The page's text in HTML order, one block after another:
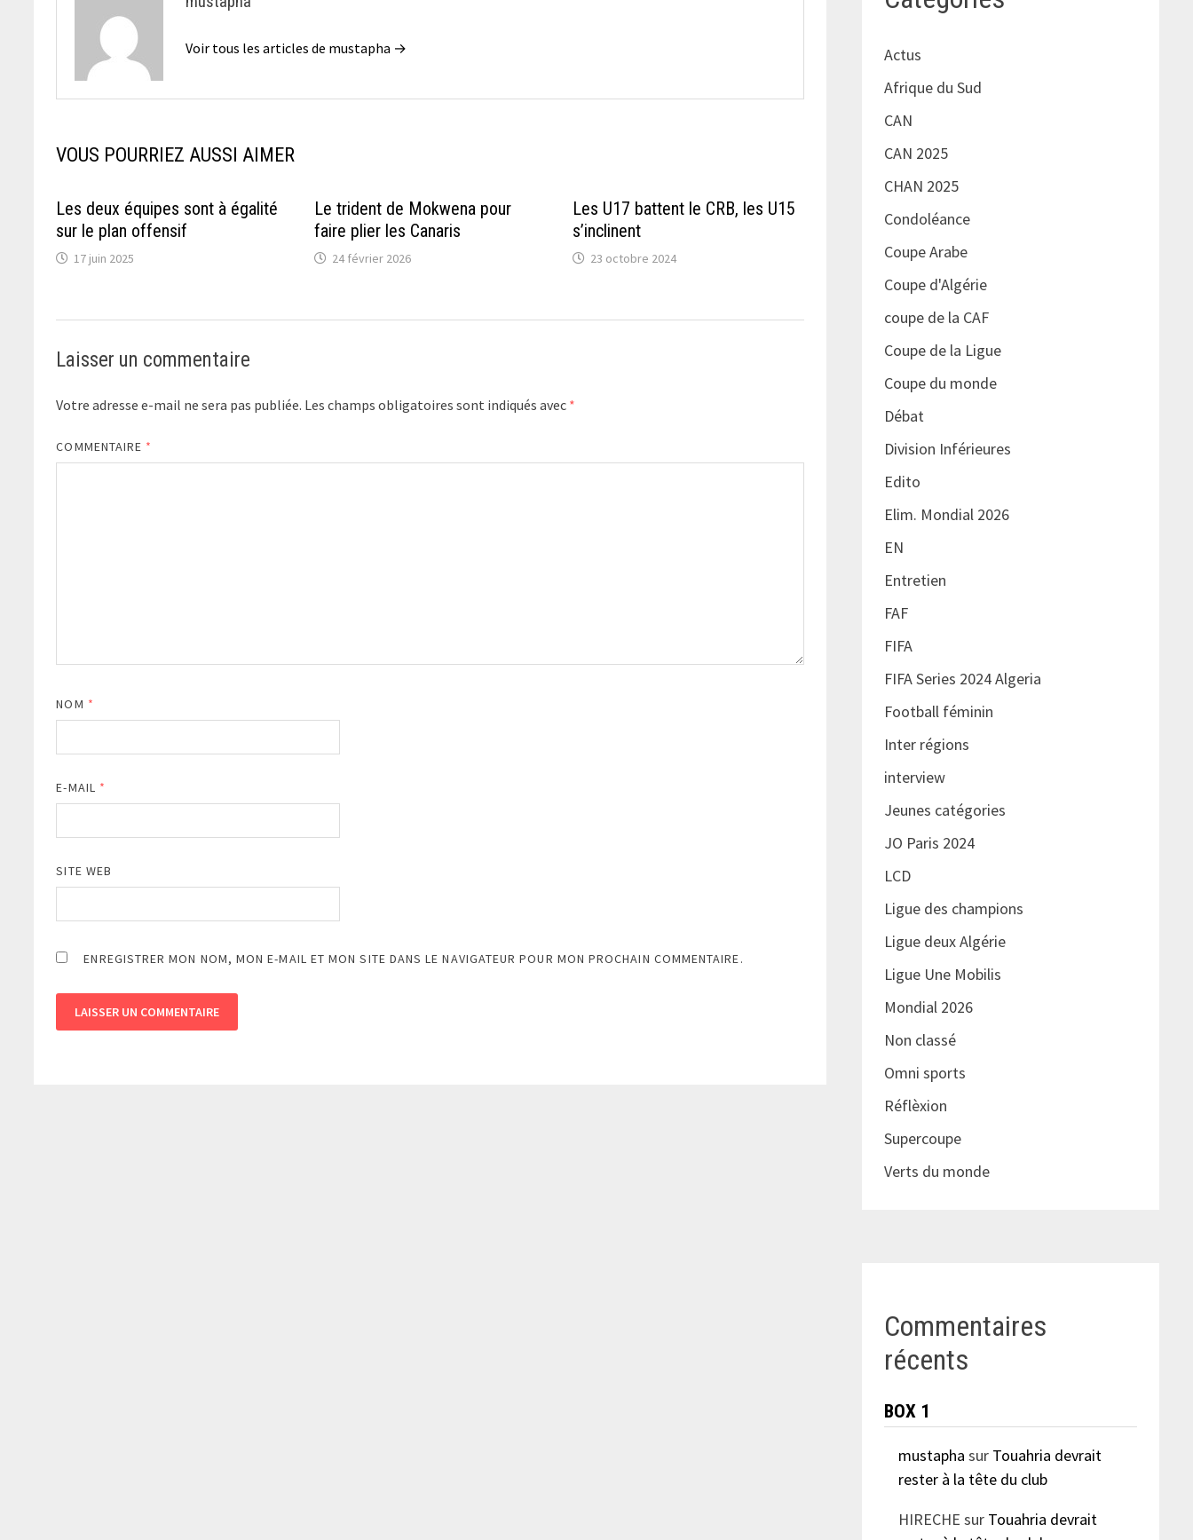
Voir tous les articles de mustapha →
VOUS POURRIEZ AUSSI AIMER
Les deux équipes sont à égalité
sur le plan offensif
17 juin 2025
Le trident de Mokwena pour
faire plier les Canaris
24 février 2026
Les U17 battent le CRB, les U15
s’inclinent
23 octobre 2024
Laisser un commentaire
Votre adresse e-mail ne sera pas publiée. Les champs obligatoires sont indiqués avec *
COMMENTAIRE *
NOM *
E-MAIL *
SITE WEB
ENREGISTRER MON NOM, MON E-MAIL ET MON SITE DANS LE NAVIGATEUR POUR MON PROCHAIN COMMENTAIRE.
Actus
Afrique du Sud
CAN
CAN 2025
CHAN 2025
Condoléance
Coupe Arabe
Coupe d'Algérie
coupe de la CAF
Coupe de la Ligue
Coupe du monde
Débat
Division Inférieures
Edito
Elim. Mondial 2026
EN
Entretien
FAF
FIFA
FIFA Series 2024 Algeria
Football féminin
Inter régions
interview
Jeunes catégories
JO Paris 2024
LCD
Ligue des champions
Ligue deux Algérie
Ligue Une Mobilis
Mondial 2026
Non classé
Omni sports
Réflèxion
Supercoupe
Verts du monde
Commentaires
récents
BOX 1
mustapha sur Touahria devrait
rester à la tête du club
HIRECHE sur Touahria devrait